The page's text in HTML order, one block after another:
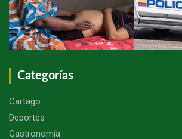
Categorías
Cartago
Deportes
Gastronomía